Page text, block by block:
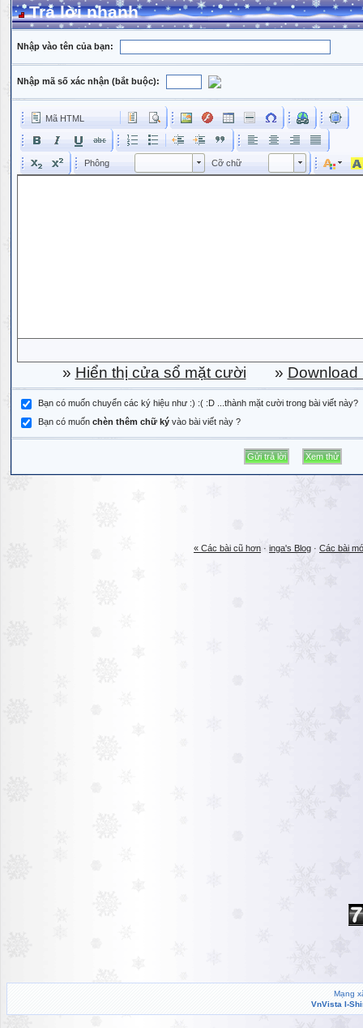
Trả lời nhanh
Nhập vào tên của bạn:
Nhập mã số xác nhận (bắt buộc):
Mã HTML
Phông Phông Cỡ chữ Kích cỡ phông
» Hiển thị cửa sổ mặt cười » Download
Bạn có muốn chuyển các ký hiệu như :) :( :D ...thành mặt cười trong bài viết này?
Bạn có muốn chèn thêm chữ ký vào bài viết này ?
« Các bài cũ hơn · inga's Blog · Các bài
Mạng
VnVista I-